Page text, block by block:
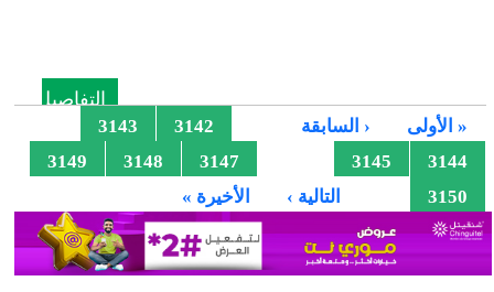
التفاصيل
الصفحات
« الأولى ‹ السابقة 3142
3143
3144
3145
3147
3148
3149
3150
التالية › الأخيرة »